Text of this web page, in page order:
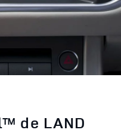
de LAND